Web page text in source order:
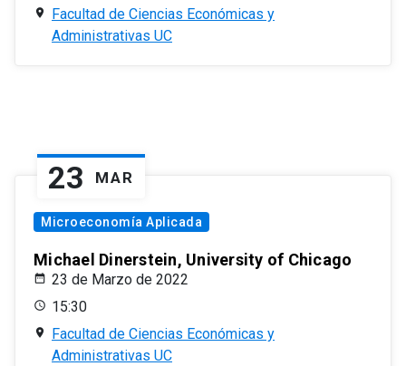
Facultad de Ciencias Económicas y
Administrativas UC
23 MAR
Microeconomía Aplicada
Michael Dinerstein, University of Chicago
23 de Marzo de 2022
15:30
Facultad de Ciencias Económicas y
Administrativas UC